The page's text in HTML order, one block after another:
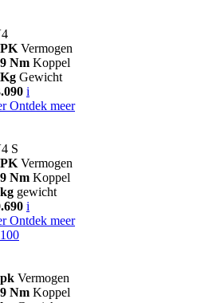
Vermogen
Nm Koppel
Gewicht
i
Ontdek meer
S
Vermogen
Nm Koppel
gewicht
i
Ontdek meer
Vermogen
Nm Koppel